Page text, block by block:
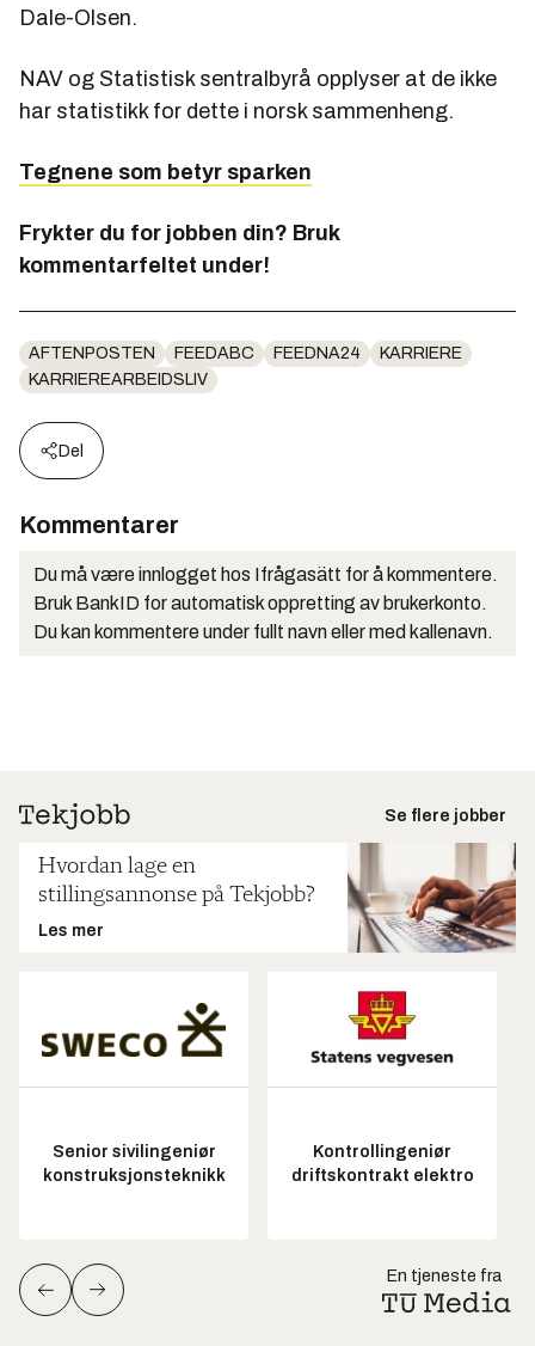
Dale-Olsen.
NAV og Statistisk sentralbyrå opplyser at de ikke
har statistikk for dette i norsk sammenheng.
Tegnene som betyr sparken
Frykter du for jobben din? Bruk
kommentarfeltet under!
AFTENPOSTEN FEEDABC FEEDNA24
KARRIERE
KARRIEREARBEIDSLIV
Del
Kommentarer
Du må være innlogget hos Ifrågasätt for å kommentere.
Bruk BankID for automatisk oppretting av brukerkonto.
Du kan kommentere under fullt navn eller med kallenavn.
Se flere jobber
Hvordan lage en
stillingsannonse på Tekjobb?
Les mer
Senior sivilingeniør
konstruksjonsteknikk
Kontrollingeniør
driftskontrakt elektro
En tjeneste fra